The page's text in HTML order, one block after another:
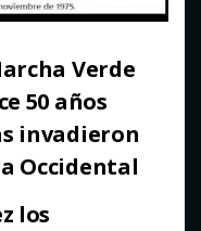
Verde
50 años
invadieron
Occidental
los